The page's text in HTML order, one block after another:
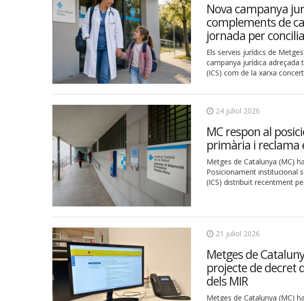
Nova campanya
complements de
jornada per
Els serveis jurídics de
campanya jurídica adreçada
(ICS) com de la xarxa
24 juliol 2026
MC respon al
primària i reclama
Metges de Catalunya (MC)
Posicionament institucional
(ICS) distribuït recentment
21 juliol 2026
Metges de
projecte de decret
dels MIR
Metges de Catalunya (MC)